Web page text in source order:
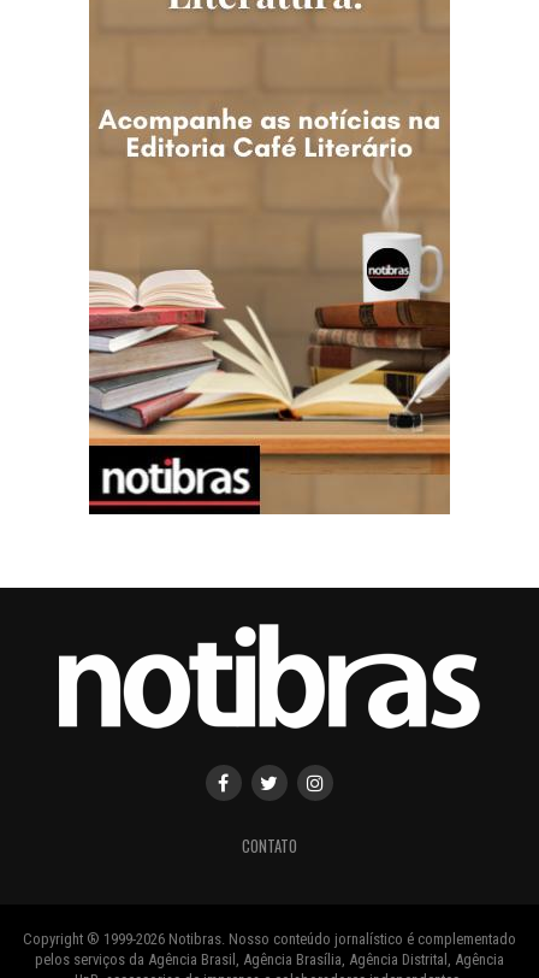
CONTATO
Copyright ® 1999-2026 Notibras. Nosso conteúdo jornalístico é complementado
pelos serviços da Agência Brasil, Agência Brasília, Agência Distrital, Agência